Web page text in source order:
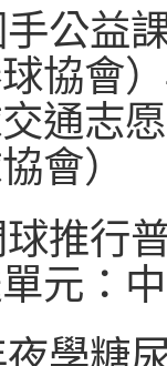
公益
協會
通志
會）
推行
元：